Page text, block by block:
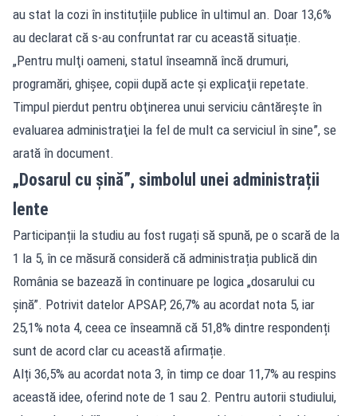
au stat la cozi în instituțiile publice în ultimul an. Doar 13,6%
au declarat că s-au confruntat rar cu această situație.
„Pentru mulţi oameni, statul înseamnă încă drumuri,
programări, ghişee, copii după acte şi explicaţii repetate.
Timpul pierdut pentru obţinerea unui serviciu cântăreşte în
evaluarea administraţiei la fel de mult ca serviciul în sine”, se
arată în document.
„Dosarul cu șină”, simbolul unei administrații
lente
Participanții la studiu au fost rugați să spună, pe o scară de la
1 la 5, în ce măsură consideră că administrația publică din
România se bazează în continuare pe logica „dosarului cu
șină”. Potrivit datelor APSAP, 26,7% au acordat nota 5, iar
25,1% nota 4, ceea ce înseamnă că 51,8% dintre respondenți
sunt de acord clar cu această afirmație.
Alți 36,5% au acordat nota 3, în timp ce doar 11,7% au respins
această idee, oferind note de 1 sau 2. Pentru autorii studiului,